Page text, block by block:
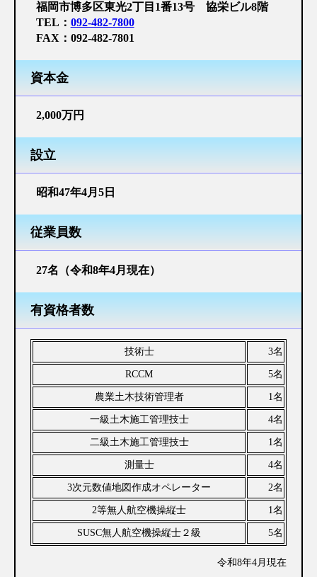
橋梁設計
上下水道設計
CSR（企業の社会的責任）
一般事業主行動計画
介護応援宣言
採用情報
新卒採用情報
中途採用情報
インターンシップ
お問い合わせ
福岡市博多区東光2丁目1番13号 協栄ビル8階
TEL： 092-482-7800
FAX： 092-482-7801
資本金
2,000万円
設立
昭和47年4月5日
従業員数
27名（令和8年4月現在）
有資格者数
技術士
3名
RCCM
5名
農業土木技術管理者
1名
一級土木施工管理技士
4名
二級土木施工管理技士
1名
測量士
4名
3次元数値地図作成オペレーター
2名
2等無人航空機操縦士
1名
SUSC無人航空機操縦士２級
5名
令和8年4月現在